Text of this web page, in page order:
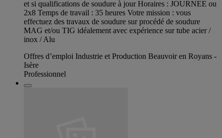
et si qualifications de soudure à jour Horaires : JOURNEE ou
2x8 Temps de travail : 35 heures Votre mission : vous
effectuez des travaux de soudure sur procédé de soudure
MAG et/ou TIG idéalement avec expérience sur tube acier /
inox / Alu
Offres d’emploi Industrie et Production Beauvoir en Royans -
Isère
Professionnel